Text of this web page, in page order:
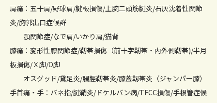
肩痛：五十肩/野球肩/腱板損傷/上腕二頭筋腱炎/石灰沈着性関節
炎/胸郭出口症候群
顎関節症/なで肩/いかり肩/猫背
膝痛：変形性膝関節症/靭帯損傷（前十字靭帯・内外側靭帯)/半月
板損傷/Ｘ脚/O脚
オスグッド/鵞足炎/腸脛靭帯炎/膝蓋靱帯炎（ジャンパー膝）
手首痛・手：バネ指/腱鞘炎/ドケルバン病/TFCC損傷/手根管症候